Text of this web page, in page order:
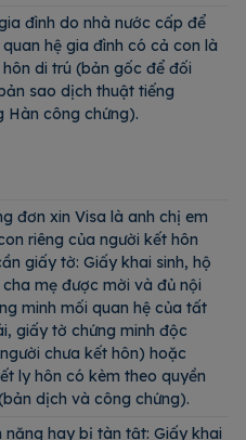
đình do nhà nước cấp để
hệ gia đình có cả con là
di trú (bản gốc để đối
sao dịch thuật tiếng
Hàn công chứng).
đơn xin Visa là anh chị em
riêng của người kết hôn
giấy tờ: Giấy khai sinh, hộ
cha mẹ được mời và đủ nội
minh mối quan hệ của tất
giấy tờ chứng minh độc
chưa kết hôn) hoặc
ly hôn có kèm theo quyền
dịch và công chứng).
nặng hay bị tàn tật: Giấy khai